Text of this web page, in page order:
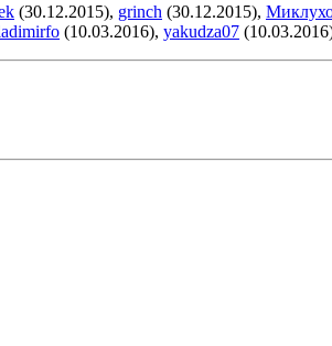
(30.12.2015), grinch (30.12.2015),
(10.03.2016), yakudza07